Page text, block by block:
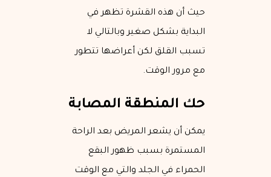
حيث أن هذه القشرة تظهر في
البداية بشكل صغير وبالتالي لا
تسبب القلق لكن أعراضها تتطور
مع مرور الوقت.
حك المنطقة المصابة
يمكن أن يشعر المريض بعد الراحة
المستمرة بسبب ظهور البقع
الحمراء في الجلد والتي مع الوقت